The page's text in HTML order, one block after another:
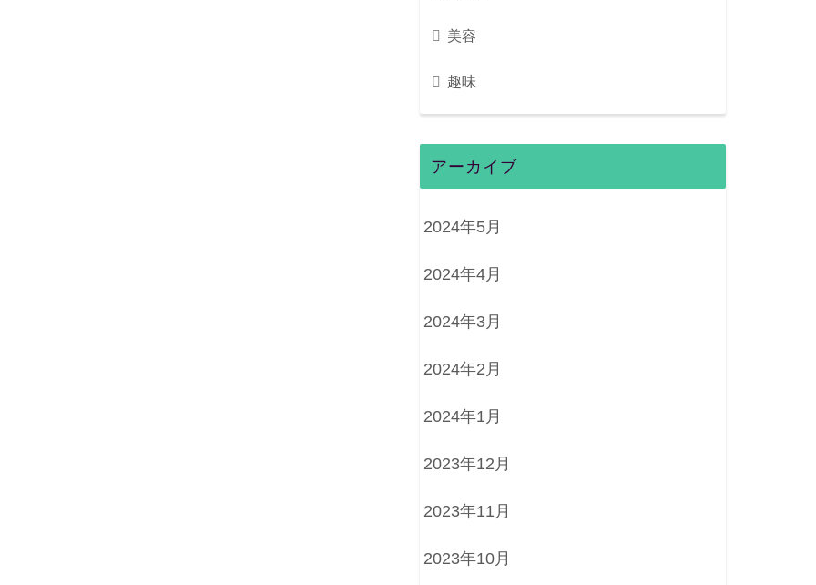
美容
趣味
アーカイブ
2024年5月
2024年4月
2024年3月
2024年2月
2024年1月
2023年12月
2023年11月
2023年10月